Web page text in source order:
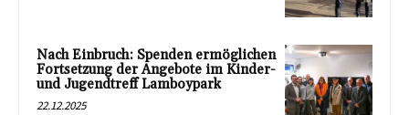
Nach Einbruch: Spenden ermöglichen
Fortsetzung der Angebote im Kinder-
und Jugendtreff Lamboypark
22.12.2025